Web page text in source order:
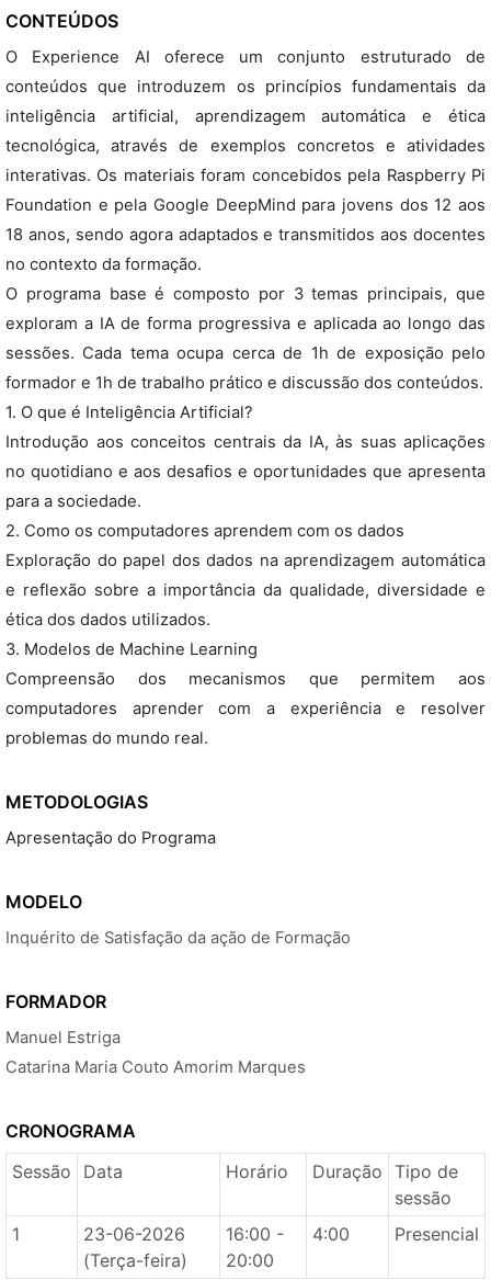
CONTEÚDOS
O Experience AI oferece um conjunto estruturado de
conteúdos que introduzem os princípios fundamentais da
inteligência artificial, aprendizagem automática e ética
tecnológica, através de exemplos concretos e atividades
interativas. Os materiais foram concebidos pela Raspberry Pi
Foundation e pela Google DeepMind para jovens dos 12 aos
18 anos, sendo agora adaptados e transmitidos aos docentes
no contexto da formação.
O programa base é composto por 3 temas principais, que
exploram a IA de forma progressiva e aplicada ao longo das
sessões. Cada tema ocupa cerca de 1h de exposição pelo
formador e 1h de trabalho prático e discussão dos conteúdos.
1. O que é Inteligência Artificial?
Introdução aos conceitos centrais da IA, às suas aplicações
no quotidiano e aos desafios e oportunidades que apresenta
para a sociedade.
2. Como os computadores aprendem com os dados
Exploração do papel dos dados na aprendizagem automática
e reflexão sobre a importância da qualidade, diversidade e
ética dos dados utilizados.
3. Modelos de Machine Learning
Compreensão dos mecanismos que permitem aos
computadores aprender com a experiência e resolver
problemas do mundo real.
METODOLOGIAS
Apresentação do Programa
MODELO
Inquérito de Satisfação da ação de Formação
FORMADOR
Manuel Estriga
Catarina Maria Couto Amorim Marques
CRONOGRAMA
Sessão
Data Horário Duração Tipo de
sessão
1
23-06-2026
(Terça-feira)
16:00 -
20:00
4:00 Presencial